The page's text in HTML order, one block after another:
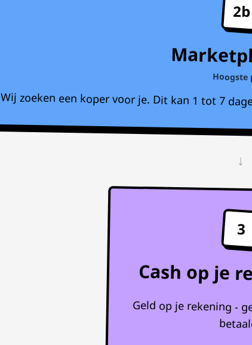
2b
Hoogste
Wij zoeken een koper voor je. Dit kan 1 tot 7
↓
3
Cash op je
Geld op je rekening -